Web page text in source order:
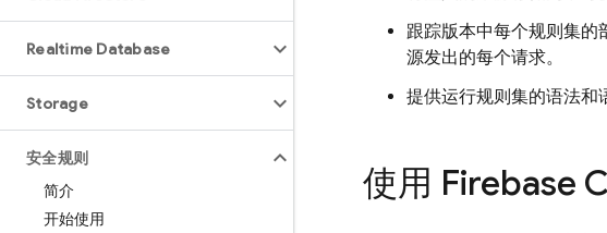
Realtime Database
Storage
安全规则
简介
开始使用
跟踪版本中每个规则集的
源发出的每个请求。
提供运行规则集的语法和
使用 Firebase